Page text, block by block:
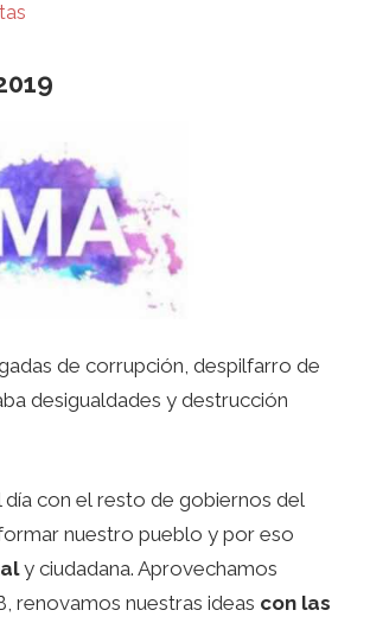
de corrupción, despilfarro de
desigualdades y destrucción
con el resto de gobiernos del
nuestro pueblo y por eso
y ciudadana. Aprovechamos
renovamos nuestras ideas con las